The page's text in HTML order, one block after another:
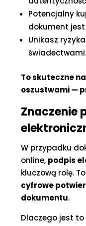
Potencjalny
dokument jest
Unikasz
świadectwami.
To skuteczne
oszustwami —
Znaczenie
W przypadku
online, podpis
kluczową rolę.
cyfrowe
dokumentu.
Dlaczego jest to